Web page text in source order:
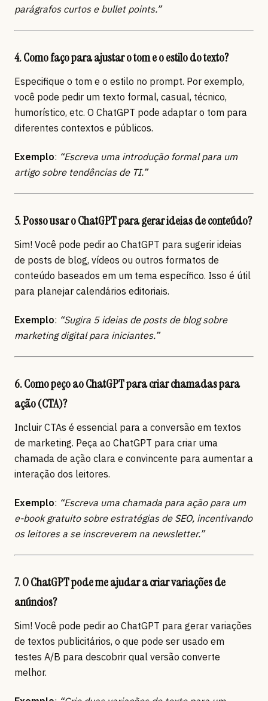
parágrafos curtos e bullet points.”
4. Como faço para ajustar o tom e o estilo do texto?
Especifique o tom e o estilo no prompt. Por exemplo,
você pode pedir um texto formal, casual, técnico,
humorístico, etc. O ChatGPT pode adaptar o tom para
diferentes contextos e públicos.
Exemplo: “Escreva uma introdução formal para um
artigo sobre tendências de TI.”
5. Posso usar o ChatGPT para gerar ideias de conteúdo?
Sim! Você pode pedir ao ChatGPT para sugerir ideias
de posts de blog, vídeos ou outros formatos de
conteúdo baseados em um tema específico. Isso é útil
para planejar calendários editoriais.
Exemplo: “Sugira 5 ideias de posts de blog sobre
marketing digital para iniciantes.”
6. Como peço ao ChatGPT para criar chamadas para
ação (CTA)?
Incluir CTAs é essencial para a conversão em textos
de marketing. Peça ao ChatGPT para criar uma
chamada de ação clara e convincente para aumentar a
interação dos leitores.
Exemplo: “Escreva uma chamada para ação para um
e-book gratuito sobre estratégias de SEO, incentivando
os leitores a se inscreverem na newsletter.”
7. O ChatGPT pode me ajudar a criar variações de
anúncios?
Sim! Você pode pedir ao ChatGPT para gerar variações
de textos publicitários, o que pode ser usado em
testes A/B para descobrir qual versão converte
melhor.